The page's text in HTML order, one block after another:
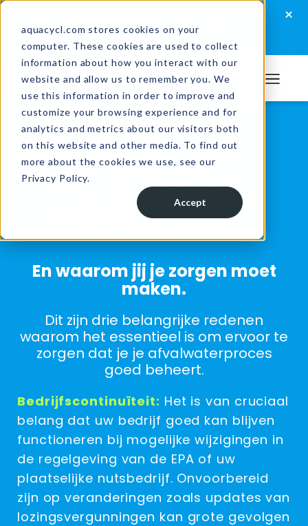
aquacycl.com stores cookies on your
computer. These cookies are used to collect
information about how you interact with our
website and allow us to remember you. We
use this information in order to improve and
customize your browsing experience and for
analytics and metrics about our visitors both
on this website and other media. To find out
more about the cookies we use, see our
Privacy Policy.
Accept
Skip
primary
navigation
Skip
main
content
Skip
footer
×
Take the assessment now
Aquacycl
Beoordeling afvalwaterbeheer
Hoe goed bent u
met afvalwater?
En waarom jij je zorgen moet
maken.
Dit zijn drie belangrijke redenen
waarom het essentieel is om ervoor te
zorgen dat je je afvalwaterproces
goed beheert.
Bedrijfscontinuïteit: Het is van cruciaal
belang dat uw bedrijf goed kan blijven
functioneren bij mogelijke wijzigingen in
de regelgeving van de EPA of uw
plaatselijke nutsbedrijf. Onvoorbereid
zijn op veranderingen zoals updates van
lozingsvergunningen kan grote gevolgen